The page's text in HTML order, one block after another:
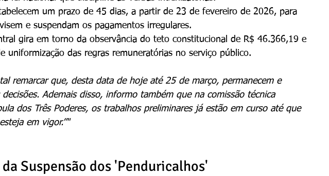
um prazo de 45 dias, a partir de 23 de fevereiro de 2026, para
e suspendam os pagamentos irregulares.
gira em torno da observância do teto constitucional de R$ 46.366,19 e
uniformização das regras remuneratórias no serviço público.
remarcar que, desta data de hoje até 25 de março, permanecem e
decisões. Ademais disso, informo também que na comissão técnica
dos Três Poderes, os trabalhos preliminares já estão em curso até que
em vigor.”"
Suspensão dos 'Penduricalhos'